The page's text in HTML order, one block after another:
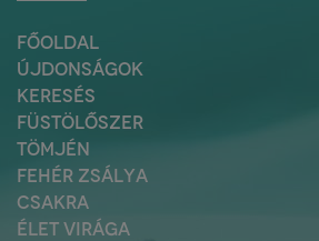
FŐOLDAL
ÚJDONSÁGOK
KERESÉS
FÜSTÖLŐSZER
TÖMJÉN
FEHÉR ZSÁLYA
CSAKRA
ÉLET VIRÁGA